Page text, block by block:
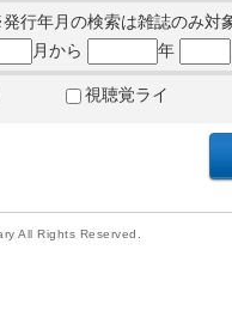
行年月の検索は雑誌のみ対
月から 年
視聴覚ライ
All Rights Reserved.